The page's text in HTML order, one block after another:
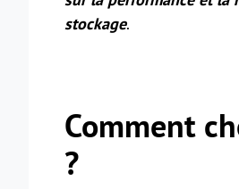
stockage.
Comment
?